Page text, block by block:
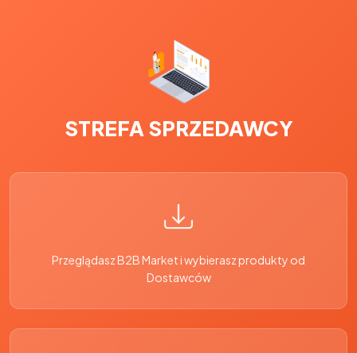
STREFA SPRZEDAWCY
Przeglądasz B2B Market i wybierasz produkty od
Dostawców